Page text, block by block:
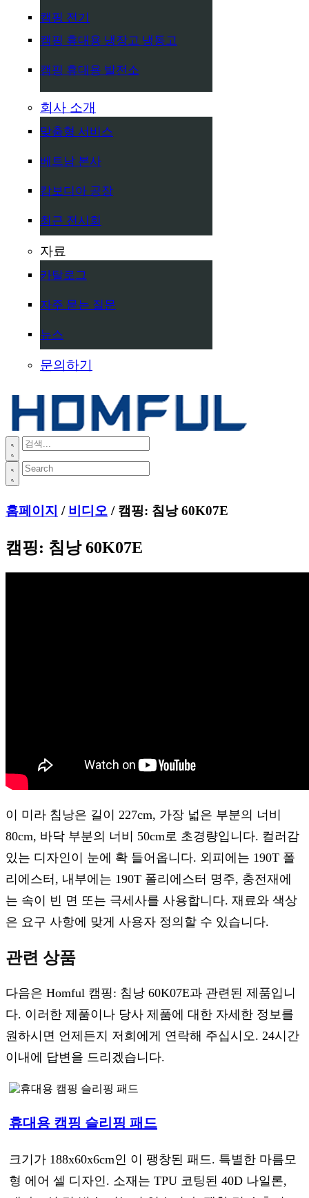
캠핑 전기
캠핑 휴대용 냉장고 냉동고
캠핑 휴대용 발전소
회사 소개
맞춤형 서비스
베트남 본사
캄보디아 공장
최근 전시회
자료
카탈로그
자주 묻는 질문
뉴스
문의하기
홈페이지 / 비디오 / 캠핑: 침낭 60K07E
캠핑: 침낭 60K07E
이 미라 침낭은 길이 227cm, 가장 넓은 부분의 너비
80cm, 바닥 부분의 너비 50cm로 초경량입니다. 컬러감
있는 디자인이 눈에 확 들어옵니다. 외피에는 190T 폴
리에스터, 내부에는 190T 폴리에스터 명주, 충전재에
는 속이 빈 면 또는 극세사를 사용합니다. 재료와 색상
은 요구 사항에 맞게 사용자 정의할 수 있습니다.
관련 상품
다음은 Homful 캠핑: 침낭 60K07E과 관련된 제품입니
다. 이러한 제품이나 당사 제품에 대한 자세한 정보를
원하시면 언제든지 저희에게 연락해 주십시오. 24시간
이내에 답변을 드리겠습니다.
휴대용 캠핑 슬리핑 패드
크기가 188x60x6cm인 이 팽창된 패드. 특별한 마름모
형 에어 셀 디자인. 소재는 TPU 코팅된 40D 나일론,